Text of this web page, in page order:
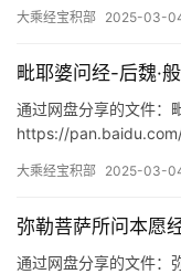
大乘经宝积部 2025-03-
毗耶婆问经-后魏·
通过网盘分享的文件：
https://
大乘经宝积部 2025-03-
弥勒菩萨所问本愿
通过网盘分享的文件：